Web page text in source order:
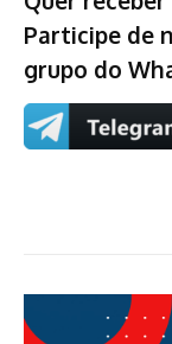
Participe de
grupo do